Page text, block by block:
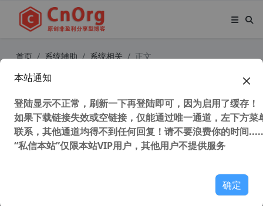
首页 系统辅助 系统相关 正文
独家汉化 Total Uninstall v7.4.0.650
简体中文专业版 完全卸载工具 绿色
软件制作工具
47,109 次浏览次阅读
本站通知
登陆显示不正常，刷新一下再登陆即可，因为启用了缓存！
如果下载链接失效或空链接，仅能通过唯一通道，左下方菜
联系，其他通道均得不到任何回复！请不要浪费你的时间
“私信本站”仅限本站VIP用户，其他用户不提供服务
确定